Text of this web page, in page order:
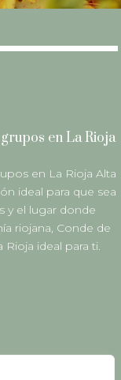
en La Rioja
en La Rioja Alta
ideal para que sea
y el lugar donde
riojana, Conde de
ideal para ti.